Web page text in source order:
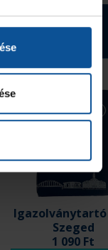
Szeged
1 090 Ft